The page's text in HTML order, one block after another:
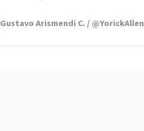
Gustavo Arismendi C. / @YorickAllen